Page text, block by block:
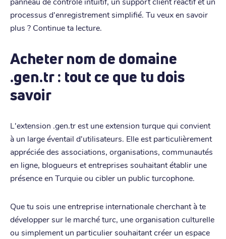
processus d'enregistrement simplifié. Tu veux en savoir
plus ? Continue ta lecture.
Acheter nom de domaine
.gen.tr : tout ce que tu dois
savoir
L'extension .gen.tr est une extension turque qui convient
à un large éventail d'utilisateurs. Elle est particulièrement
appréciée des associations, organisations, communautés
en ligne, blogueurs et entreprises souhaitant établir une
présence en Turquie ou cibler un public turcophone.
Que tu sois une entreprise internationale cherchant à te
développer sur le marché turc, une organisation culturelle
ou simplement un particulier souhaitant créer un espace